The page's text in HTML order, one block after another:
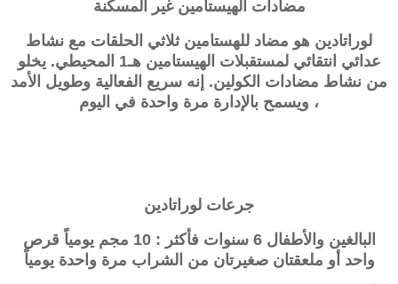
مضادات الهيستامين غير المسكنة
لوراتادين هو مضاد للهستامين ثلاثي الحلقات مع نشاط
عدائي انتقائي لمستقبلات الهيستامين هـ1 المحيطي. يخلو
من نشاط مضادات الكولين. إنه سريع الفعالية وطويل الأمد
، ويسمح بالإدارة مرة واحدة في اليوم
جرعات لوراتادين
البالغين والأطفال 6 سنوات فأكثر : 10 مجم يومياً قرص
واحد أو ملعقتان صغيرتان من الشراب مرة واحدة يومياً